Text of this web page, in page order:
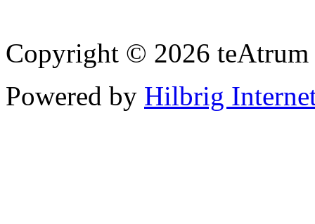
Copyright © 2026
Powered by Hilbrig